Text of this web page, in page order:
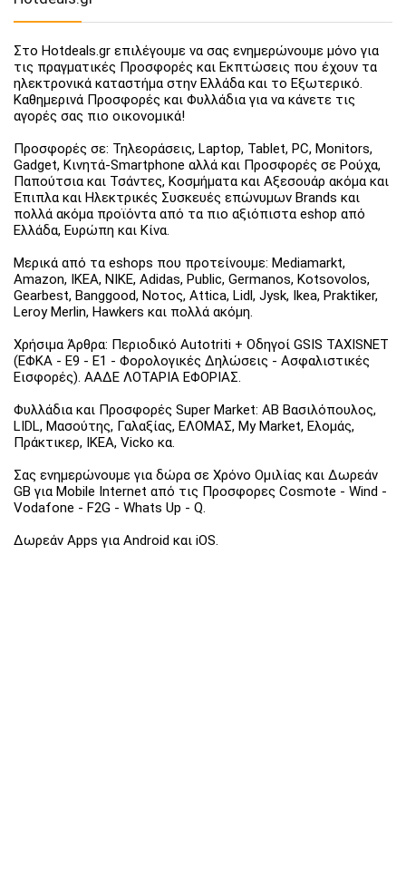
Στο Hotdeals.gr επιλέγουμε να σας ενημερώνουμε μόνο για
τις πραγματικές Προσφορές και Εκπτώσεις που έχουν τα
ηλεκτρονικά καταστήμα στην Ελλάδα και το Εξωτερικό.
Καθημερινά Προσφορές και Φυλλάδια για να κάνετε τις
αγορές σας πιο οικονομικά!
Προσφορές σε: Τηλεοράσεις, Laptop, Tablet, PC, Monitors,
Gadget, Κινητά-Smartphone αλλά και Προσφορές σε Ρούχα,
Παπούτσια και Τσάντες, Κοσμήματα και Αξεσουάρ ακόμα και
Έπιπλα και Ηλεκτρικές Συσκευές επώνυμων Brands και
πολλά ακόμα προϊόντα από τα πιο αξιόπιστα eshop από
Ελλάδα, Ευρώπη και Κίνα.
Μερικά από τα eshops που προτείνουμε: Mediamarkt,
Amazon, IKEA, NIKE, Adidas, Public, Germanos, Kotsovolos,
Gearbest, Banggood, Νοτος, Attica, Lidl, Jysk, Ikea, Praktiker,
Leroy Merlin, Hawkers και πολλά ακόμη.
Χρήσιμα Άρθρα: Περιοδικό Autotriti + Οδηγοί GSIS TAXISNET
(ΕΦΚΑ - Ε9 - Ε1 - Φορολογικές Δηλώσεις - Ασφαλιστικές
Εισφορές). ΑΑΔΕ ΛΟΤΑΡΙΑ ΕΦΟΡΙΑΣ.
Φυλλάδια και Προσφορές Super Market: ΑΒ Βασιλόπουλος,
LIDL, Μασούτης, Γαλαξίας, ΕΛΟΜΑΣ, My Market, Ελομάς,
Πράκτικερ, ΙΚΕΑ, Vicko κα.
Σας ενημερώνουμε για δώρα σε Χρόνο Ομιλίας και Δωρεάν
GB για Mobile Internet από τις Προσφορες Cosmote - Wind -
Vodafone - F2G - Whats Up - Q.
Δωρεάν Apps για Android και iOS.